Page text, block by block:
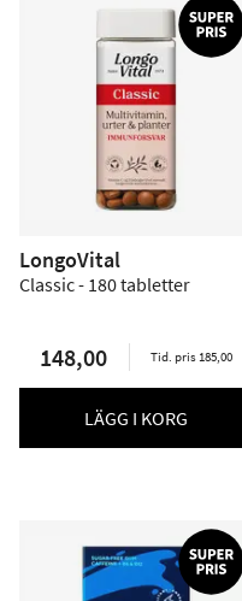
LongoVital
Classic - 180 tabletter
148,00 Tid. pris 185,00
LÄGG I KORG